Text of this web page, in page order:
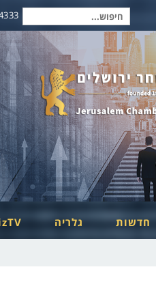
חיפוש
עבור:
חדשות גלריה